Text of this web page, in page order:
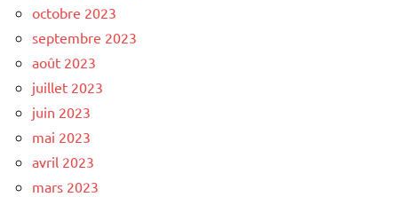
octobre 2023
septembre 2023
août 2023
juillet 2023
juin 2023
mai 2023
avril 2023
mars 2023